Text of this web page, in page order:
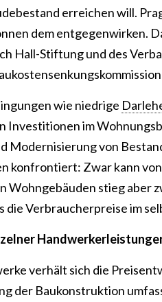
erreichen will.
dem entgegenwirken.
Hall-Stiftung und des
wie niedrige
Investitionen im
Modernisierung von
konfrontiert: Zwar kann
Wohngebäuden stieg aber
die Verbraucherpreise im
verhält sich die
der Baukonstruktion